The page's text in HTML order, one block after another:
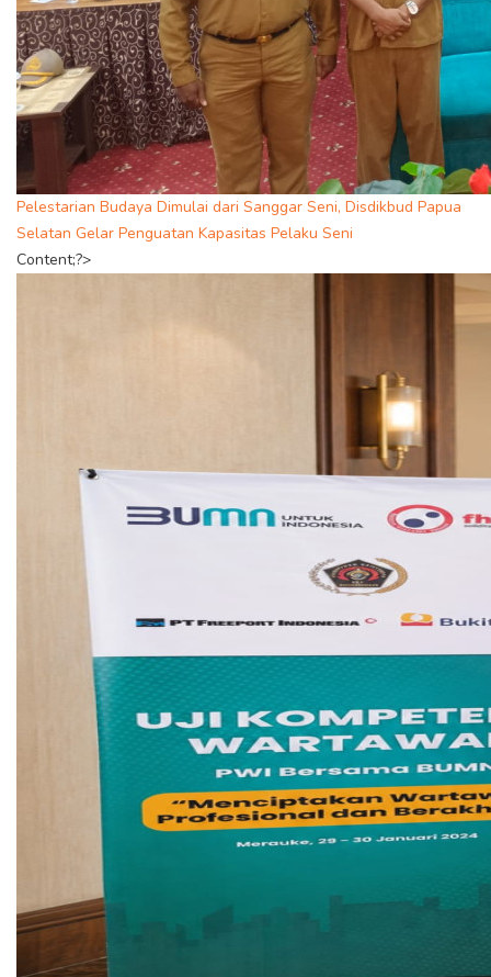
Pelestarian Budaya Dimulai dari Sanggar Seni, Disdikbud Papua
Selatan Gelar Penguatan Kapasitas Pelaku Seni
Content;?>